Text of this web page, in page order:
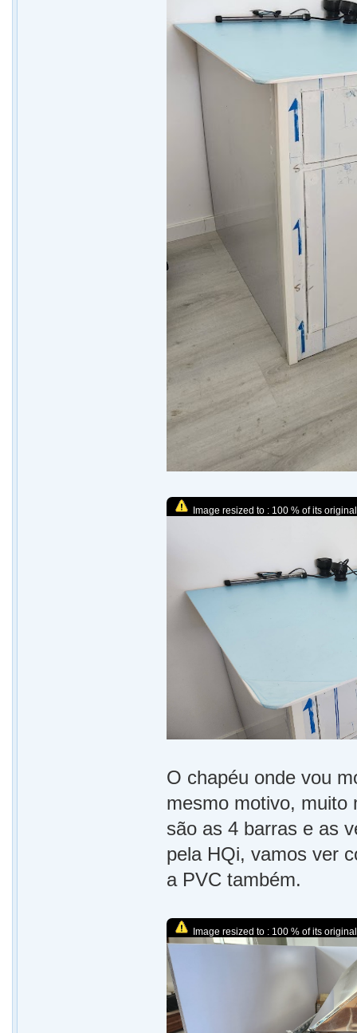
Image resized to : 100 % of its
O chapéu onde vou
mesmo motivo, muito
são as 4 barras e as
pela HQi, vamos ver
a PVC também.
Image resized to : 100 % of its